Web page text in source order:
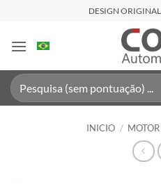
contenido
DESIGN
Buscar
por:
INICIO /